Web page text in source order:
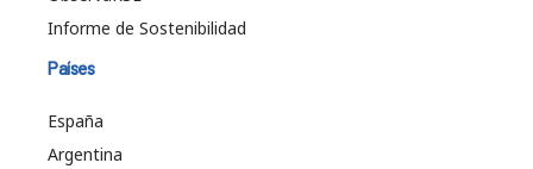
Informe de Sostenibilidad
Países
España
Argentina